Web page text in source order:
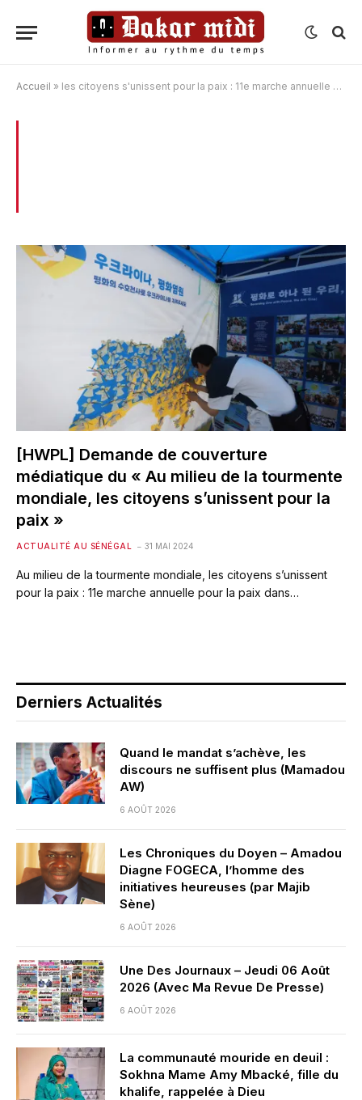
Accueil » les citoyens s'unissent pour la paix : 11e marche annuelle pour la paix dans 50 pays
[HWPL] Demande de couverture
médiatique du « Au milieu de la tourmente
mondiale, les citoyens s’unissent pour la
paix »
ACTUALITÉ AU SÉNÉGAL 31 MAI 2024
Au milieu de la tourmente mondiale, les citoyens s’unissent
pour la paix : 11e marche annuelle pour la paix dans…
Derniers Actualités
Quand le mandat s’achève, les
discours ne suffisent plus (Mamadou
AW)
6 AOÛT 2026
Les Chroniques du Doyen – Amadou
Diagne FOGECA, l’homme des
initiatives heureuses (par Majib
Sène)
6 AOÛT 2026
Une Des Journaux – Jeudi 06 Août
2026 (Avec Ma Revue De Presse)
6 AOÛT 2026
La communauté mouride en deuil :
Sokhna Mame Amy Mbacké, fille du
khalife, rappelée à Dieu